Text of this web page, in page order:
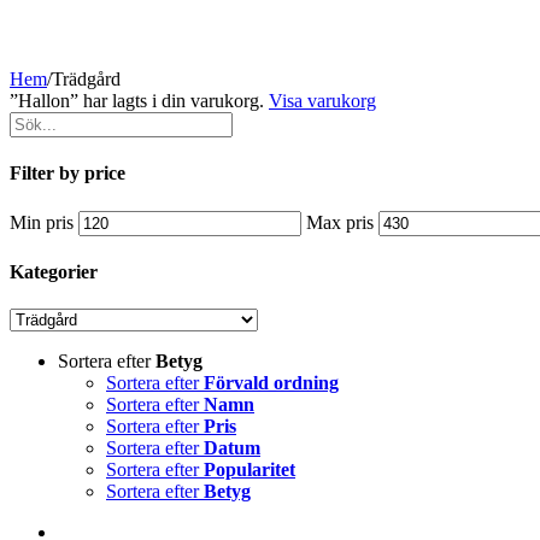
Hem/Trädgård
”Hallon” har lagts i din varukorg. Visa varukorg
Filter by price
Min pris Max pris
Kategorier
Sortera efterBetyg
Sortera efterFörvald ordning
Sortera efterNamn
Sortera efterPris
Sortera efterDatum
Sortera efterPopularitet
Sortera efterBetyg